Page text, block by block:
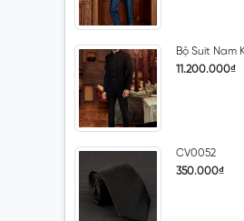
Bộ Suit Nam
11.200.000₫
CV0052
350.000₫